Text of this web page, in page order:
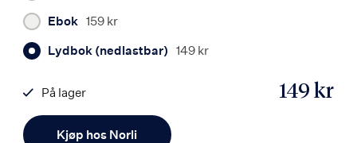
Ebok 159 kr
Lydbok (nedlastbar) 149 kr
Kjøp hos Norli
149 kr
På lager
9788242138958